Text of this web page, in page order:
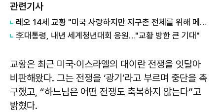
관련기사
레오 14세 교황 "미국 사랑하지만 지구촌 전체를 위해 메시지 낼 것"
李대통령, 내년 세계청년대회 응원…"교황 방한 큰 기대"
교황은 최근 미국·이스라엘의 대이란 전쟁을 잇달아
비판해왔다. 그는 전쟁을 ‘광기’라고 부르며 중단을 촉
구했고, “하느님은 어떤 전쟁도 축복하지 않는다”고
밝혔다.